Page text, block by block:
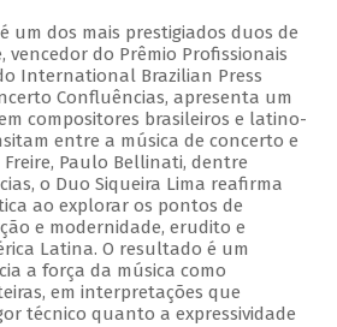
um dos mais prestigiados duos de
do Prêmio Profissionais
International Brazilian Press
Confluências, apresenta um
compositores brasileiros e latino-
entre a música de concerto e
Paulo Bellinati, dentre
o Duo Siqueira Lima reafirma
ao explorar os pontos de
e modernidade, erudito e
Latina. O resultado é um
a força da música como
em interpretações que
técnico quanto a expressividade